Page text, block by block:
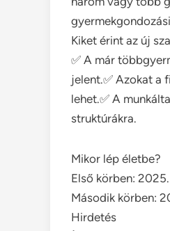
Kiket érint az új
✅ A már
jelent.✅ Azokat a
lehet.✅ A
struktúrákra.
Mikor lép életbe?
Első körben:
Második körben:
Hirdetés